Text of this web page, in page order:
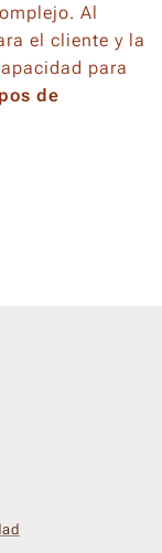
Al
el cliente y la
para
de